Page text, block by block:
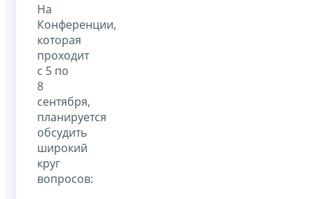
На
Конференции,
которая
проходит
с 5 по
8
сентября,
планируется
обсудить
широкий
круг
вопросов: